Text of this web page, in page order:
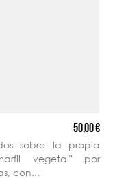
50,00 €
sobre la propia
vegetal" por
con...